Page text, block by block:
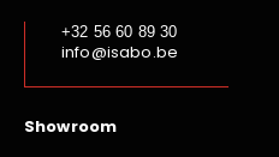
+32 56 60 89 30
info@isabo.be
Showroom